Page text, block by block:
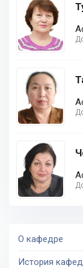
О кафедре
История